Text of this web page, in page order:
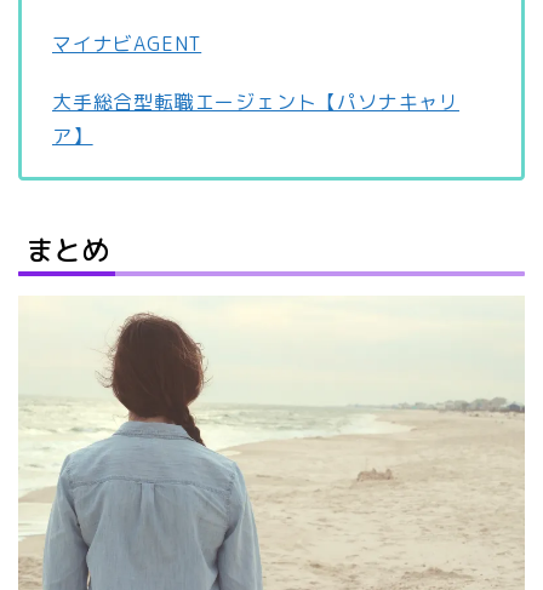
マイナビAGENT
大手総合型転職エージェント【パソナキャリ
ア】
まとめ